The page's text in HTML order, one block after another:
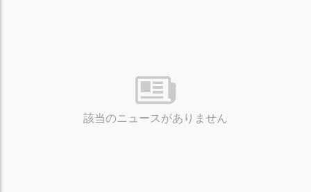
該当のニュースがありません